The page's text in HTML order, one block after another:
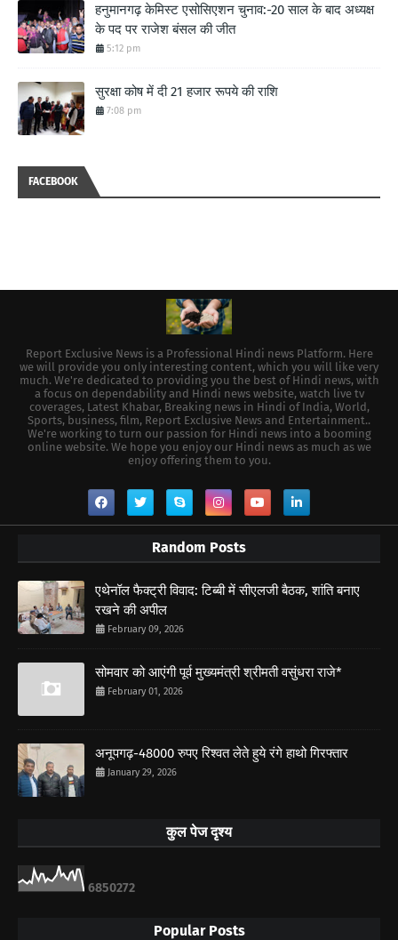
हनुमानगढ़ केमिस्ट एसोसिएशन चुनाव:-20 साल के बाद अध्यक्ष
के पद पर राजेश बंसल की जीत
5:12 pm
सुरक्षा कोष में दी 21 हजार रूपये की राशि
7:08 pm
FACEBOOK
Report Exclusive News is a Professional Hindi news Platform. Here
we will provide you only interesting content, which you will like very
much. We're dedicated to providing you the best of Hindi news, with
a focus on dependability and Hindi news website, watch live tv
coverages, Latest Khabar, Breaking news in Hindi of India, World,
Sports, business, film, Report Exclusive News and Entertainment..
We're working to turn our passion for Hindi news into a booming
online website. We hope you enjoy our Hindi news as much as we
enjoy offering them to you.
Random Posts
एथेनॉल फैक्ट्री विवाद: टिब्बी में सीएलजी बैठक, शांति बनाए
रखने की अपील
February 09, 2026
सोमवार को आएंगी पूर्व मुख्यमंत्री श्रीमती वसुंधरा राजे*
February 01, 2026
अनूपगढ़-48000 रुपए रिश्वत लेते हुये रंगे हाथो गिरफ्तार
January 29, 2026
कुल पेज दृश्य
6850272
Popular Posts